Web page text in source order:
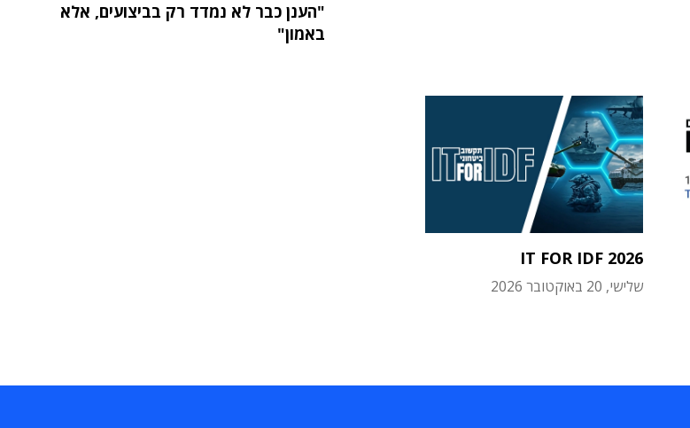
IT FOR IDF 2026
שלישי, 20 באוקטובר 2026
"הענן כבר לא נמדד רק בביצועים, אלא
באמון"